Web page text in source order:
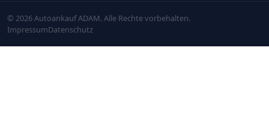
© 2026 Autoankauf ADAM. Alle Rechte vorbehalten.
ImpressumDatenschutz